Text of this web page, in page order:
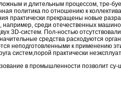
и длительным процессом, тре-
политика по отношению к
практически прекращены новые
например, среди отечественных
3D-систем. Пол-ностью
средства расходуются
неподготовленными к применению
систем,порой практически
в промышленности позволит су-